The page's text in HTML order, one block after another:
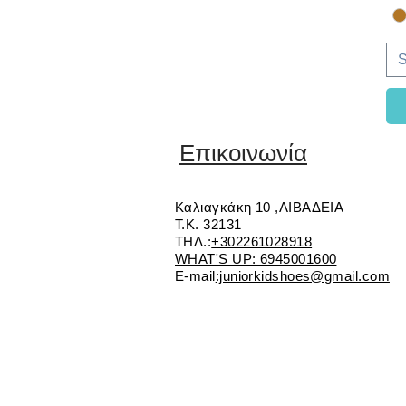
Επικοινωνία
Καλιαγκάκη 10 ,ΛΙΒΑΔΕΙΑ
Τ.Κ. 32131
ΤΗΛ.:+302261028918
WHAT'S UP: 6945001600
E-mail:juniorkidshoes@gmail.com